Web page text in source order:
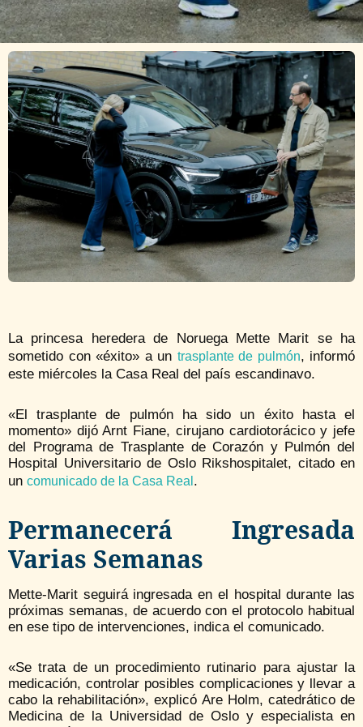
La princesa heredera de Noruega Mette Marit se ha
sometido con «éxito» a un trasplante de pulmón, informó
este miércoles la Casa Real del país escandinavo.
«El trasplante de pulmón ha sido un éxito hasta el
momento» dijó Arnt Fiane, cirujano cardiotorácico y jefe
del Programa de Trasplante de Corazón y Pulmón del
Hospital Universitario de Oslo Rikshospitalet, citado en
un comunicado de la Casa Real .
Permanecerá Ingresada
Varias Semanas
Mette-Marit seguirá ingresada en el hospital durante las
próximas semanas, de acuerdo con el protocolo habitual
en ese tipo de intervenciones, indica el comunicado.
«Se trata de un procedimiento rutinario para ajustar la
medicación, controlar posibles complicaciones y llevar a
cabo la rehabilitación», explicó Are Holm, catedrático de
Medicina de la Universidad de Oslo y especialista en